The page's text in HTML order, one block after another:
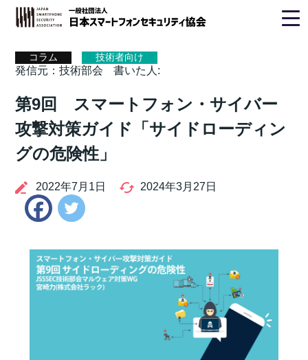
ホーム> コラム> 第9回 スマートフォン・サイバー攻撃対策
ガイド「サイドローディングの危険性」
コラム 技術者向け
発信元：技術部会 書いた人:
第9回 スマートフォン・サイバー
攻撃対策ガイド「サイドローディン
グの危険性」
2022年7月1日 2024年3月27日
Facebook